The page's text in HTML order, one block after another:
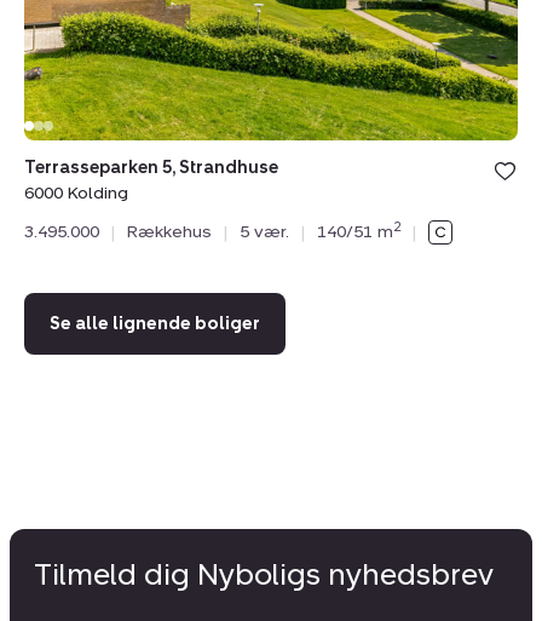
Terrasseparken 5, Strandhuse
6000 Kolding
3.495.000
| Rækkehus | 5 vær. | 140/51 m2 |
Se alle lignende boliger
Tilmeld dig Nyboligs nyhedsbrev